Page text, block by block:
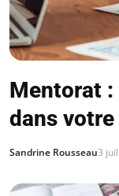
Mentorat
dans
Sandrine Rousseau3